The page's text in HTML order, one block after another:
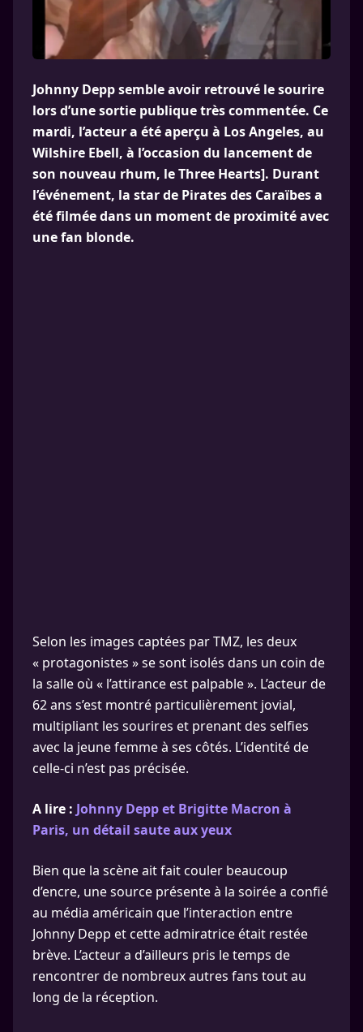
Johnny Depp semble avoir retrouvé le sourire
lors d’une sortie publique très commentée. Ce
mardi, l’acteur a été aperçu à Los Angeles, au
Wilshire Ebell, à l’occasion du lancement de
son nouveau rhum, le Three Hearts]. Durant
l’événement, la star de Pirates des Caraïbes a
été filmée dans un moment de proximité avec
une fan blonde.
Selon les images captées par TMZ, les deux
« protagonistes » se sont isolés dans un coin de
la salle où « l’attirance est palpable ». L’acteur de
62 ans s’est montré particulièrement jovial,
multipliant les sourires et prenant des selfies
avec la jeune femme à ses côtés. L’identité de
celle-ci n’est pas précisée.
A lire : Johnny Depp et Brigitte Macron à
Paris, un détail saute aux yeux
Bien que la scène ait fait couler beaucoup
d’encre, une source présente à la soirée a confié
au média américain que l’interaction entre
Johnny Depp et cette admiratrice était restée
brève. L’acteur a d’ailleurs pris le temps de
rencontrer de nombreux autres fans tout au
long de la réception.